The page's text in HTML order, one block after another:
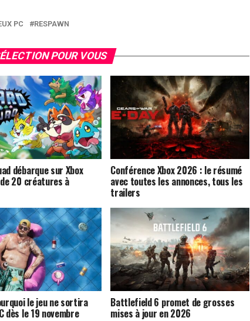
PC RESPAWN
POUR VOUS
débarque sur Xbox
20 créatures à
Conférence Xbox 2026 : le résumé
avec toutes les annonces, tous les
trailers
le jeu ne sortira
dès le 19 novembre
Battlefield 6 promet de grosses
mises à jour en 2026